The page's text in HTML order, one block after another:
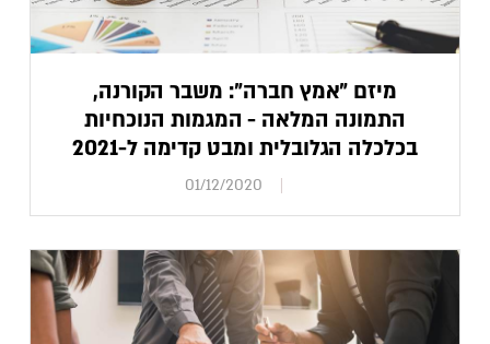
מיזם "אמץ חברה": משבר הקורנה,
התמונה המלאה - המגמות הנוכחיות
בכלכלה הגלובלית ומבט קדימה ל-2021
01/12/2020